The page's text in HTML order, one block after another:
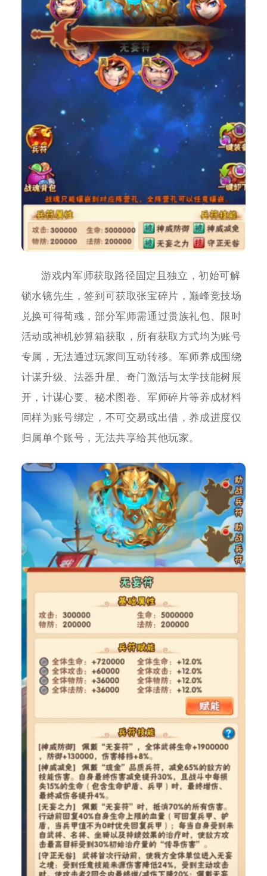
游戏内军师获取路径固定且独立，初始可解
锁水镜先生，签到可获取张宝碎片，巅峰竞技场
兑换可得荀彧，部分军师需通过贵族礼包、限时
活动或神机妙算箱获取，所有获取方式均为账号
专属，无法通过玩家间互动转移。军师养成围绕
计谋升级、法器升星、奇门激活与太学技能树展
开，计谋心要、秘术图卷、军师碎片等养成材料
同样为账号绑定，不可交易或出借，养成进度仅
归属单个账号，无法共享给其他玩家。